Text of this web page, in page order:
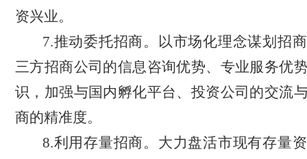
资兴业。
7.推动委托招商。以市场化理念谋划招
三方招商公司的信息咨询优势、专业服务优
识，加强与国内孵化平台、投资公司的交流
商的精准度。
8.利用存量招商。大力盘活市现有存量